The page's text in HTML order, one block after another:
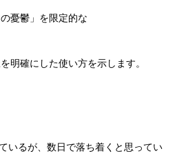
憂鬱」を限定的な
明確にした使い方を示します。
いるが、数日で落ち着くと思ってい